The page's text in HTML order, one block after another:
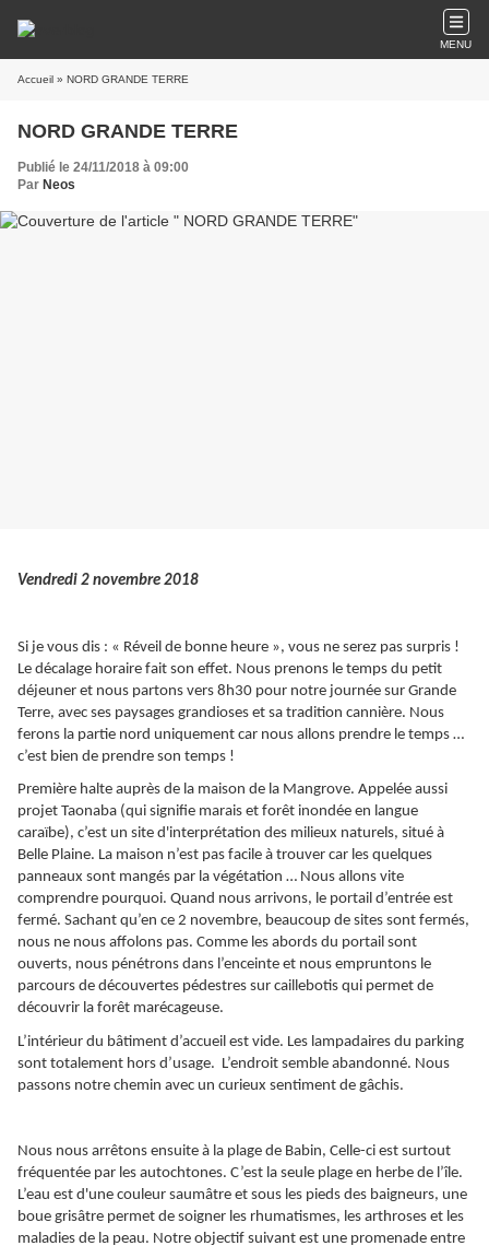
MENU
Accueil » NORD GRANDE TERRE
NORD GRANDE TERRE
Publié le 24/11/2018 à 09:00
Par Neos
Vendredi 2 novembre 2018
Si je vous dis : « Réveil de bonne heure », vous ne serez pas surpris !
Le décalage horaire fait son effet. Nous prenons le temps du petit
déjeuner et nous partons vers 8h30 pour notre journée sur Grande
Terre, avec ses paysages grandioses et sa tradition cannière. Nous
ferons la partie nord uniquement car nous allons prendre le temps …
c’est bien de prendre son temps !
Première halte auprès de la maison de la Mangrove. Appelée aussi
projet Taonaba (qui signifie marais et forêt inondée en langue
caraïbe), c’est un site d'interprétation des milieux naturels, situé à
Belle Plaine. La maison n’est pas facile à trouver car les quelques
panneaux sont mangés par la végétation … Nous allons vite
comprendre pourquoi. Quand nous arrivons, le portail d’entrée est
fermé. Sachant qu’en ce 2 novembre, beaucoup de sites sont fermés,
nous ne nous affolons pas. Comme les abords du portail sont
ouverts, nous pénétrons dans l’enceinte et nous empruntons le
parcours de découvertes pédestres sur caillebotis qui permet de
découvrir la forêt marécageuse.
L’intérieur du bâtiment d’accueil est vide. Les lampadaires du parking
sont totalement hors d’usage. L’endroit semble abandonné. Nous
passons notre chemin avec un curieux sentiment de gâchis.
Nous nous arrêtons ensuite à la plage de Babin, Celle-ci est surtout
fréquentée par les autochtones. C’est la seule plage en herbe de l’île.
L’eau est d'une couleur saumâtre et sous les pieds des baigneurs, une
boue grisâtre permet de soigner les rhumatismes, les arthroses et les
maladies de la peau. Notre objectif suivant est une promenade entre